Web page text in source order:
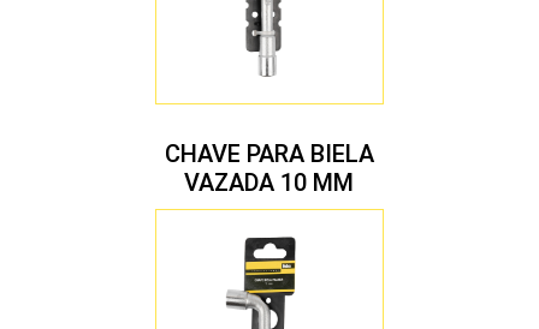
CHAVE PARA BIELA
VAZADA 10 MM